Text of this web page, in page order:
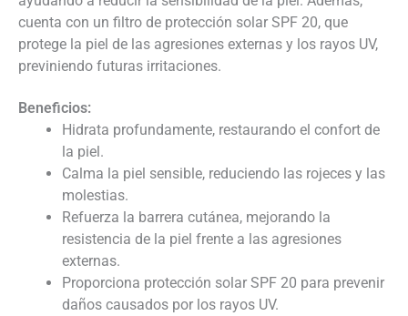
cuenta con un filtro de protección solar SPF 20, que
protege la piel de las agresiones externas y los rayos UV,
previniendo futuras irritaciones.
Beneficios:
Hidrata profundamente, restaurando el confort de
la piel.
Calma la piel sensible, reduciendo las rojeces y las
molestias.
Refuerza la barrera cutánea, mejorando la
resistencia de la piel frente a las agresiones
externas.
Proporciona protección solar SPF 20 para prevenir
daños causados por los rayos UV.